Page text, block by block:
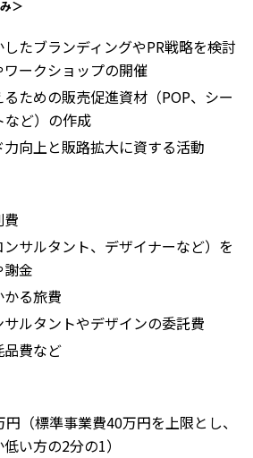
＞
たブランディングやPR戦略を検討
ークショップの開催
ための販売促進資材（POP、シー
ど）の作成
向上と販路拡大に資する活動
費
サルタント、デザイナーなど）を
金
る旅費
ルタントやデザインの委託費
費など
（標準事業費40万円を上限とし、
い方の2分の1）